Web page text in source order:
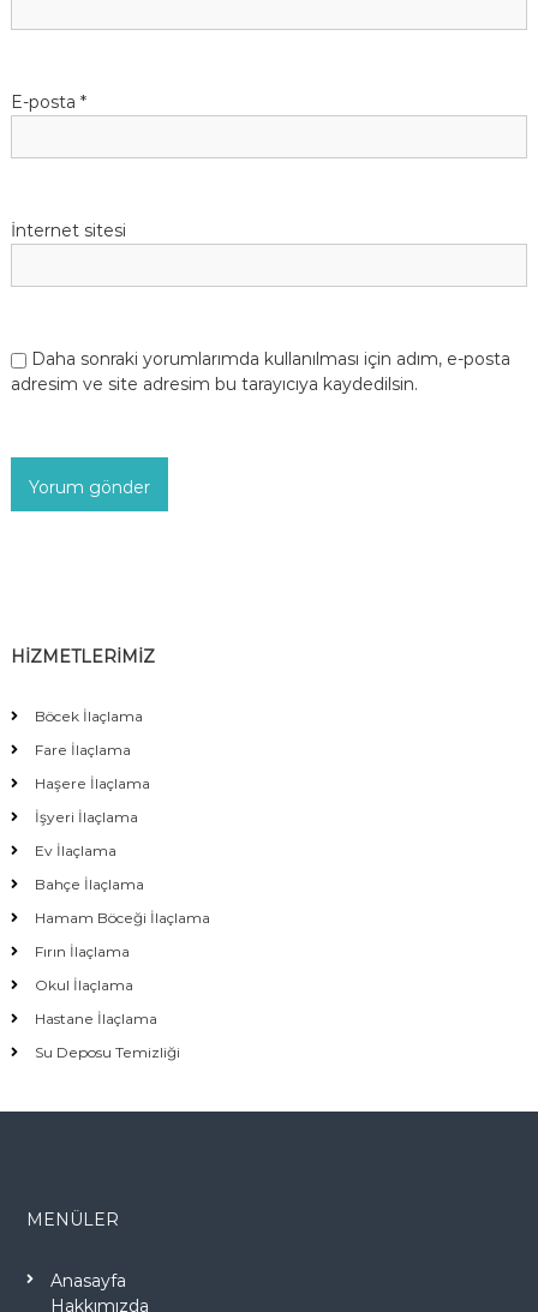
E-posta *
İnternet sitesi
Daha sonraki yorumlarımda kullanılması için adım, e-posta
adresim ve site adresim bu tarayıcıya kaydedilsin.
HİZMETLERİMİZ
Böcek İlaçlama
Fare İlaçlama
Haşere İlaçlama
İşyeri İlaçlama
Ev İlaçlama
Bahçe İlaçlama
Hamam Böceği İlaçlama
Fırın İlaçlama
Okul İlaçlama
Hastane İlaçlama
Su Deposu Temizliği
MENÜLER
Anasayfa
Hakkımızda